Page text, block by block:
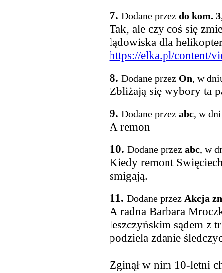
7. Dodane przez do kom. 3
Tak, ale czy coś się
lądowiska dla
https://elka.pl/content/
8. Dodane przez On, w
Zbliżają się wybory ta
9. Dodane przez abc, w
A remon
10. Dodane przez abc, w
Kiedy remont
smigają.
11. Dodane przez Akcja
A radna Barbara
leszczyńskim sądem z
podziela zdanie
Zginął w nim 10-letni